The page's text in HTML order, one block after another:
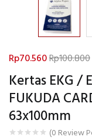
Kertas EKG /
FUKUDA
63x100mm
(0 Review
Rp70.560Rp100.800